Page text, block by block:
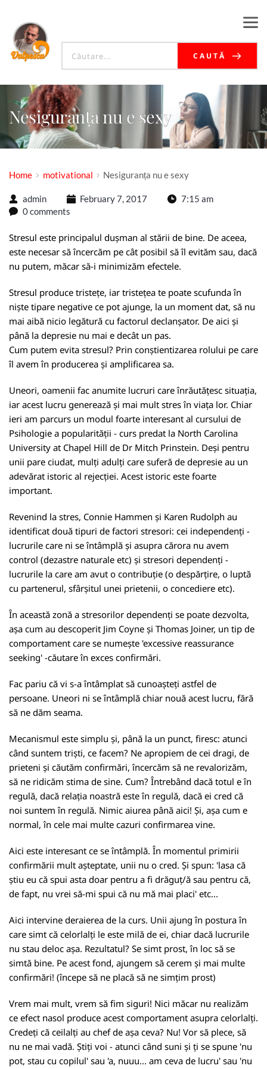
CAUTĂ
Nesiguranța nu e sexy
Home motivational Nesiguranța nu e sexy
admin February 7, 2017
7:15 am
0 comments
Stresul este principalul dușman al stării de bine. De aceea,
este necesar să încercăm pe cât posibil să îl evităm sau, dacă
nu putem, măcar să-i minimizăm efectele.
Stresul produce tristețe, iar tristețea te poate scufunda în
niște tipare negative ce pot ajunge, la un moment dat, să nu
mai aibă nicio legătură cu factorul declanșator. De aici și
până la depresie nu mai e decât un pas.
Cum putem evita stresul? Prin conștientizarea rolului pe care
îl avem în producerea și amplificarea sa.
Uneori, oamenii fac anumite lucruri care înrăutățesc situația,
iar acest lucru generează și mai mult stres în viața lor. Chiar
ieri am parcurs un modul foarte interesant al cursului de
Psihologie a popularității - curs predat la North Carolina
University at Chapel Hill de Dr Mitch Prinstein. Deși pentru
unii pare ciudat, mulți adulți care suferă de depresie au un
adevărat istoric al rejecției. Acest istoric este foarte
important.
Revenind la stres, Connie Hammen și Karen Rudolph au
identificat două tipuri de factori stresori: cei independenți -
lucrurile care ni se întâmplă și asupra cărora nu avem
control (dezastre naturale etc) și stresori dependenți -
lucrurile la care am avut o contribuție (o despărțire, o luptă
cu partenerul, sfârșitul unei prietenii, o concediere etc).
În această zonă a stresorilor dependenți se poate dezvolta,
așa cum au descoperit Jim Coyne și Thomas Joiner, un tip de
comportament care se numește 'excessive reassurance
seeking' -căutare în exces confirmări.
Fac pariu că vi s-a întâmplat să cunoașteți astfel de
persoane. Uneori ni se întâmplă chiar nouă acest lucru, fără
să ne dăm seama.
Mecanismul este simplu și, până la un punct, firesc: atunci
când suntem triști, ce facem? Ne apropiem de cei dragi, de
prieteni și căutăm confirmări, încercăm să ne revalorizăm,
să ne ridicăm stima de sine. Cum? Întrebând dacă totul e în
regulă, dacă relația noastră este în regulă, dacă ei cred că
noi suntem în regulă. Nimic aiurea până aici! Și, așa cum e
normal, în cele mai multe cazuri confirmarea vine.
Aici este interesant ce se întâmplă. În momentul primirii
confirmării mult așteptate, unii nu o cred. Și spun: 'lasa că
știu eu că spui asta doar pentru a fi drăguț/ă sau pentru că,
de fapt, nu vrei să-mi spui că nu mă mai placi' etc...
Aici intervine deraierea de la curs. Unii ajung în postura în
care simt că celorlalți le este milă de ei, chiar dacă lucrurile
nu stau deloc așa. Rezultatul? Se simt prost, în loc să se
simtă bine. Pe acest fond, ajungem să cerem și mai multe
confirmări! (începe să ne placă să ne simțim prost)
Vrem mai mult, vrem să fim siguri! Nici măcar nu realizăm
ce efect nasol produce acest comportament asupra celorlalți.
Credeți că ceilalți au chef de așa ceva? Nu! Vor să plece, să
nu ne mai vadă. Știți voi - atunci când suni și ți se spune 'nu
pot, stau cu copilul' sau 'a, nuuu... am ceva de lucru' sau 'nu